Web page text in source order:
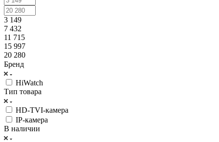
3 149
7 432
11 715
15 997
20 280
Бренд
HiWatch
Тип товара
HD-TVI-камера
IP-камера
В наличии